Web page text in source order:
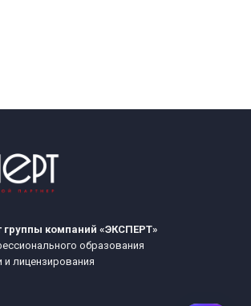
компаний «ЭКСПЕРТ»
образования
и лицензирования